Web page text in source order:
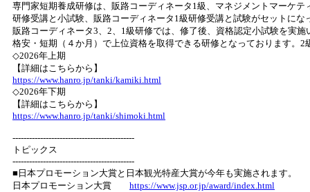
専門家短期養成研修は、販路コーディネータ1級、マネジメントマーケ
研修受講と小試験、販路コーディネータ1級研修受講と試験がセットにな
販路コーディネータ3、2、1級研修では、修了後、資格認定小試験を実
格安・短期（４か月）で上位資格を取得できる研修となっております。
◇2026年上期
【詳細はこちらから】
https://www.hanro.jp/tanki/kamiki.html
◇2026年下期
【詳細はこちらから】
https://www.hanro.jp/tanki/shimoki.html
--------------------------------------------
トピックス
--------------------------------------------
■日本プロモーション大賞と日本観光特産大賞が今年も実施されます。
日本プロモーション大賞 https://www.jsp.or.jp/award/index.html